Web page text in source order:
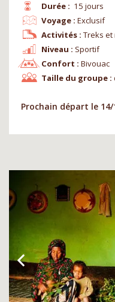
Durée : 15 jours
Niveau : Sportif
Voyage : Exclusif
Confort : Bivouac
Activités : Treks
Taille du groupe :
Prochain départ le 14/